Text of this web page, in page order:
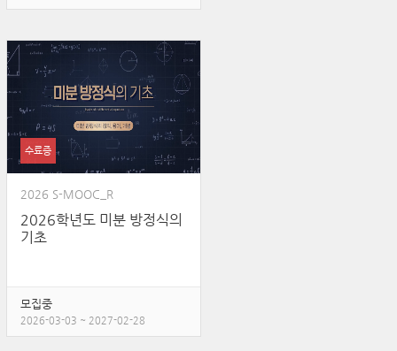
수료증
2026 S-MOOC_R
2026학년도 미분 방정식의
기초
모집중
2026-03-03 ~ 2027-02-28